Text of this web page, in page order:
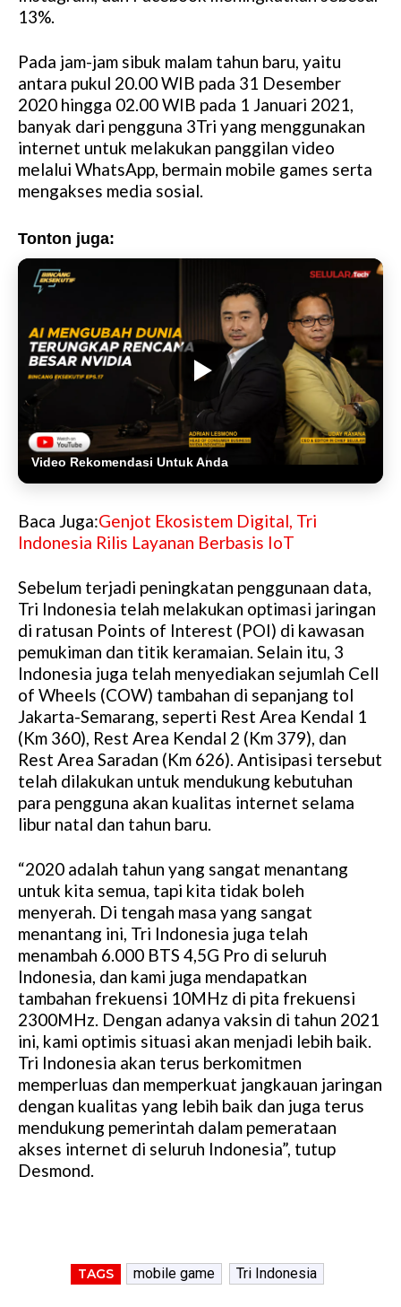
13%.
Pada jam-jam sibuk malam tahun baru, yaitu
antara pukul 20.00 WIB pada 31 Desember
2020 hingga 02.00 WIB pada 1 Januari 2021,
banyak dari pengguna 3Tri yang menggunakan
internet untuk melakukan panggilan video
melalui WhatsApp, bermain mobile games serta
mengakses media sosial.
Tonton juga:
Video Rekomendasi Untuk Anda
Baca Juga:Genjot Ekosistem Digital, Tri
Indonesia Rilis Layanan Berbasis IoT
Sebelum terjadi peningkatan penggunaan data,
Tri Indonesia telah melakukan optimasi jaringan
di ratusan Points of Interest (POI) di kawasan
pemukiman dan titik keramaian. Selain itu, 3
Indonesia juga telah menyediakan sejumlah Cell
of Wheels (COW) tambahan di sepanjang tol
Jakarta-Semarang, seperti Rest Area Kendal 1
(Km 360), Rest Area Kendal 2 (Km 379), dan
Rest Area Saradan (Km 626). Antisipasi tersebut
telah dilakukan untuk mendukung kebutuhan
para pengguna akan kualitas internet selama
libur natal dan tahun baru.
“2020 adalah tahun yang sangat menantang
untuk kita semua, tapi kita tidak boleh
menyerah. Di tengah masa yang sangat
menantang ini, Tri Indonesia juga telah
menambah 6.000 BTS 4,5G Pro di seluruh
Indonesia, dan kami juga mendapatkan
tambahan frekuensi 10MHz di pita frekuensi
2300MHz. Dengan adanya vaksin di tahun 2021
ini, kami optimis situasi akan menjadi lebih baik.
Tri Indonesia akan terus berkomitmen
memperluas dan memperkuat jangkauan jaringan
dengan kualitas yang lebih baik dan juga terus
mendukung pemerintah dalam pemerataan
akses internet di seluruh Indonesia”, tutup
Desmond.
TAGS mobile game Tri Indonesia